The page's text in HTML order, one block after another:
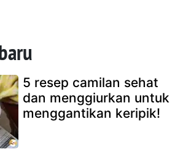
5 resep camilan sehat
dan menggiurkan untuk
menggantikan keripik!